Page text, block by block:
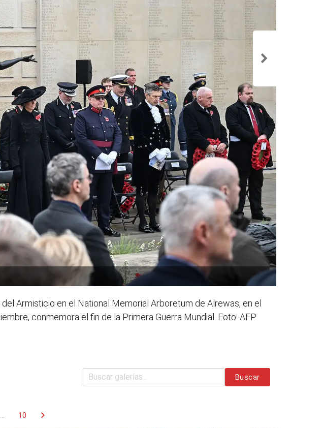
Armisticio en el National Memorial Arboretum de Alrewas, en el
conmemora el fin de la Primera Guerra Mundial. Foto: AFP
Buscar
10 chevron_right